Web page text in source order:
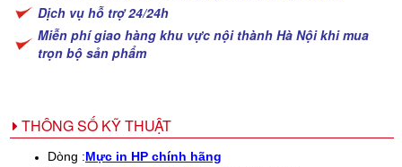
Dịch vụ hỗ trợ 24/24h
Miễn phí giao hàng khu vực nội thành Hà Nội khi mua
trọn bộ sản phẩm
THÔNG SỐ KỸ THUẬT
Dòng :Mực in HP chính hãng